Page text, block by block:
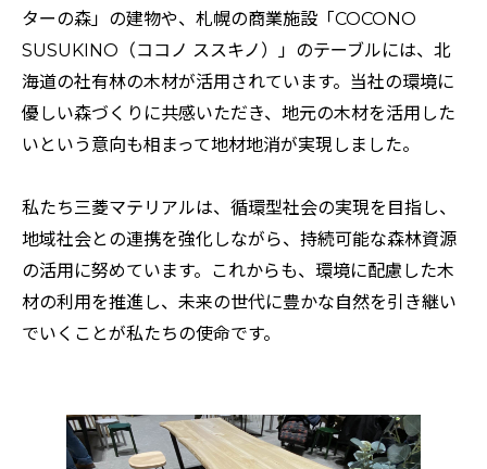
ターの森」の建物や、札幌の商業施設「COCONO
SUSUKINO（ココノ ススキノ）」のテーブルには、北
海道の社有林の木材が活用されています。当社の環境に
優しい森づくりに共感いただき、地元の木材を活用した
いという意向も相まって地材地消が実現しました。
私たち三菱マテリアルは、循環型社会の実現を目指し、
地域社会との連携を強化しながら、持続可能な森林資源
の活用に努めています。これからも、環境に配慮した木
材の利用を推進し、未来の世代に豊かな自然を引き継い
でいくことが私たちの使命です。